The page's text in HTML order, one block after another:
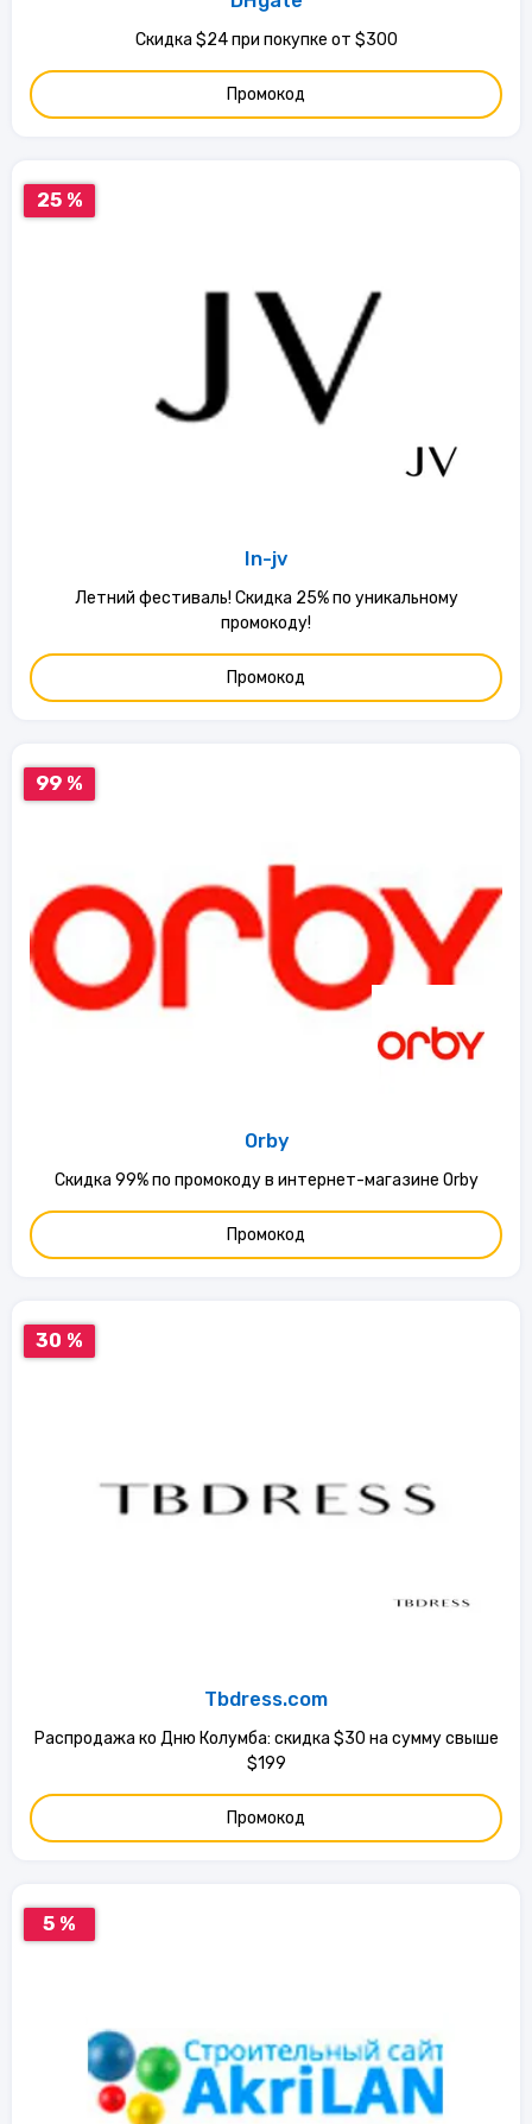
Скидка $24 при покупке от $300
Промокод
25 %
In-jv
Летний фестиваль! Скидка 25% по уникальному
промокоду!
Промокод
99 %
Orby
Скидка 99% по промокоду в интернет-магазине Orby
Промокод
30 %
Tbdress.com
Распродажа ко Дню Колумба: скидка $30 на сумму свыше
$199
Промокод
5 %